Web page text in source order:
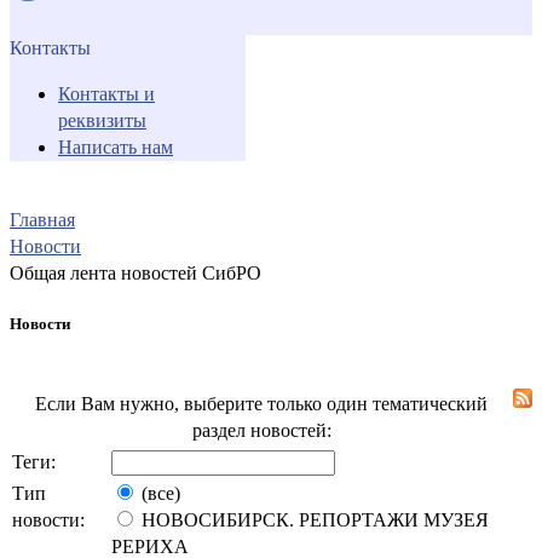
Контакты
Контакты и
реквизиты
Написать нам
Главная
Новости
Общая лента новостей СибРО
Новости
Если Вам нужно, выберите только один тематический
раздел новостей:
Теги:
Тип
новости:
(все)
НОВОСИБИРСК. РЕПОРТАЖИ МУЗЕЯ
РЕРИХА